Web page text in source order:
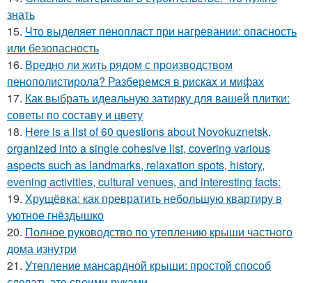
знать
15. Что выделяет пенопласт при нагревании: опасность
или безопасность
16. Вредно ли жить рядом с производством
пенополистирола? Разберемся в рисках и мифах
17. Как выбрать идеальную затирку для вашей плитки:
советы по составу и цвету
18. Here is a list of 60 questions about Novokuznetsk,
organized into a single cohesive list, covering various
aspects such as landmarks, relaxation spots, history,
evening activities, cultural venues, and interesting facts:
19. Хрущёвка: как превратить небольшую квартиру в
уютное гнёздышко
20. Полное руководство по утеплению крыши частного
дома изнутри
21. Утепление мансардной крыши: простой способ